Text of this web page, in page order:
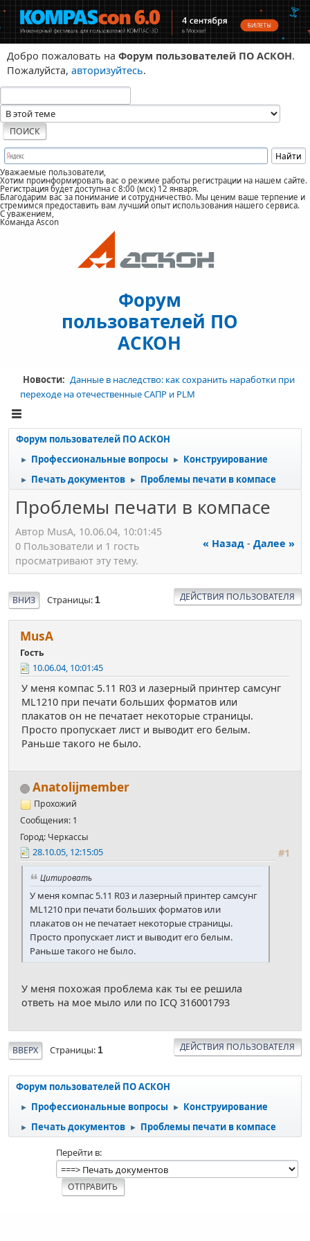
Добро пожаловать на Форум пользователей ПО АСКОН.
Пожалуйста, авторизуйтесь.
Уважаемые пользователи,
Хотим проинформировать вас о режиме работы регистрации на нашем сайте.
Регистрация будет доступна с 8:00 (мск) 12 января.
Благодарим вас за понимание и сотрудничество. Мы ценим ваше терпение и
стремимся предоставить вам лучший опыт использования нашего сервиса.
С уважением,
Команда Ascon
Форум
пользователей ПО
АСКОН
Новости: Данные в наследство: как сохранить наработки при
переходе на отечественные САПР и PLM
Форум пользователей ПО АСКОН
► Профессиональные вопросы ► Конструирование
► Печать документов ► Проблемы печати в компасе
Проблемы печати в компасе
Автор МusА, 10.06.04, 10:01:45
« Назад - Далее »
0 Пользователи и 1 гость
просматривают эту тему.
ВНИЗ Страницы 1 ДЕЙСТВИЯ ПОЛЬЗОВАТЕЛЯ
МusА
Гость
10.06.04, 10:01:45
У меня компас 5.11 R03 и лазерный принтер самсунг
ML1210 при печати больших форматов или
плакатов он не печатает некоторые страницы.
Просто пропускает лист и выводит его белым.
Раньше такого не было.
Anatolijmember
Прохожий
Сообщения: 1
Город: Черкассы
#1
28.10.05, 12:15:05
Цитировать
У меня компас 5.11 R03 и лазерный принтер самсунг
ML1210 при печати больших форматов или
плакатов он не печатает некоторые страницы.
Просто пропускает лист и выводит его белым.
Раньше такого не было.
У меня похожая проблема как ты ее решила
ответь на мое мыло или по ICQ 316001793
ВВЕРХ Страницы 1 ДЕЙСТВИЯ ПОЛЬЗОВАТЕЛЯ
Форум пользователей ПО АСКОН
► Профессиональные вопросы ► Конструирование
► Печать документов ► Проблемы печати в компасе
Перейти в